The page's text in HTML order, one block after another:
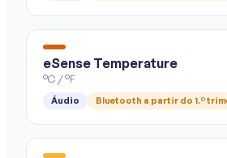
eSense Temperature
°C / °F
Áudio Bluetooth a partir do 1.º